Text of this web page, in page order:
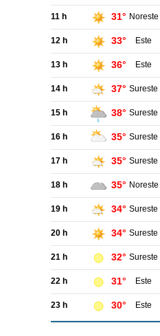
11 h 31° Noreste
12 h 33° Este
13 h 36° Este
14 h 37° Sureste
15 h 38° Sureste
16 h 35° Sureste
17 h 35° Sureste
18 h 35° Noreste
19 h 34° Sureste
20 h 34° Sureste
21 h 32° Sureste
22 h 31° Este
23 h 30° Este